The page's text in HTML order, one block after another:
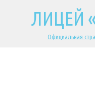
ЛИЦЕЙ
Официальная